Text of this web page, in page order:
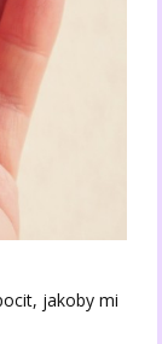
jakoby mi